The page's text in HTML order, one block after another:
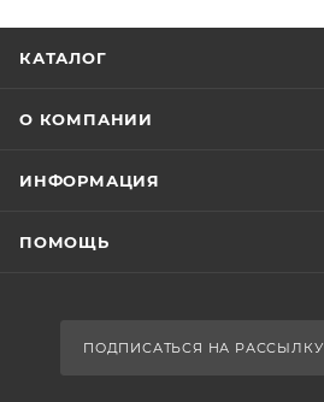
КАТАЛОГ
О КОМПАНИИ
ИНФОРМАЦИЯ
ПОМОЩЬ
ПОДПИСАТЬСЯ НА РАССЫЛКУ